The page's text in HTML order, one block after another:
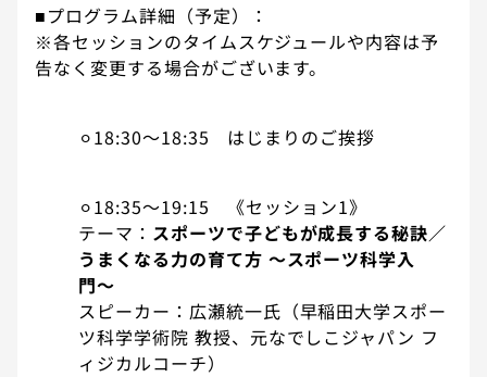
■プログラム詳細（予定）：
※各セッションのタイムスケジュールや内容は予
告なく変更する場合がございます。
⚪︎18:30〜18:35 はじまりのご挨拶
⚪︎18:35〜19:15 《セッション1》
テーマ： スポーツで子どもが成長する秘訣／
うまくなる力の育て方 〜スポーツ科学入
門〜
スピーカー：広瀬統一氏（早稲田大学スポー
ツ科学学術院 教授、元なでしこジャパン フ
ィジカルコーチ）